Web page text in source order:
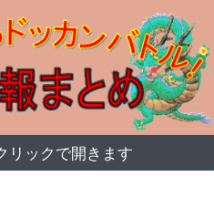
リックで開きます